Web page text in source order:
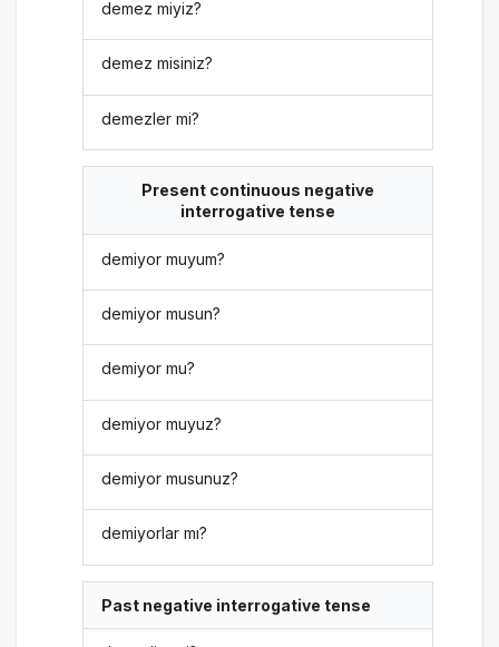
demez miyiz?
demez misiniz?
demezler mi?
Present continuous negative
interrogative tense
demiyor muyum?
demiyor musun?
demiyor mu?
demiyor muyuz?
demiyor musunuz?
demiyorlar mı?
Past negative interrogative tense